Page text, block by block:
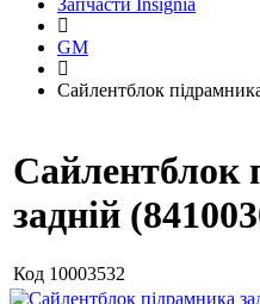
Запчасти Insignia
GM
Сайлентблок
Сайлентблок
задній
Код 10003532